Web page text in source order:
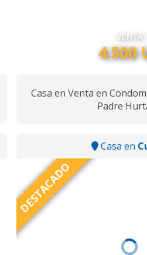
VENTA
4.500
Casa en Venta en
Padre
Casa en
DESTACADO